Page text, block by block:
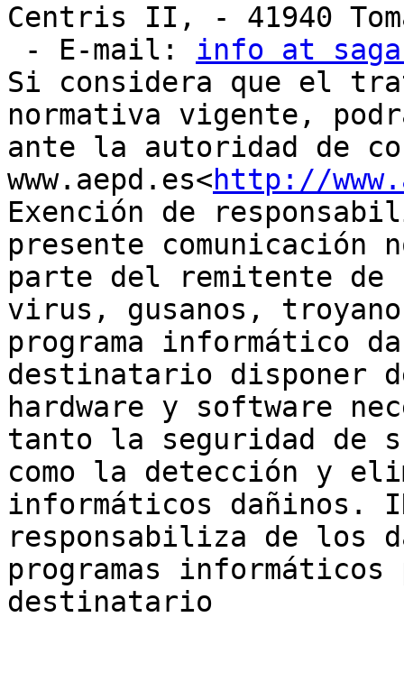
Centris II, - 41940
- E-mail: info at
Si considera que el
normativa vigente,
ante la autoridad de
www.aepd.es<http://
Exención de
presente
parte del remitente de
virus, gusanos,
programa informático
destinatario disponer
hardware y software
tanto la seguridad de
como la detección y
informáticos dañinos.
responsabiliza de los
programas informáticos
destinatario